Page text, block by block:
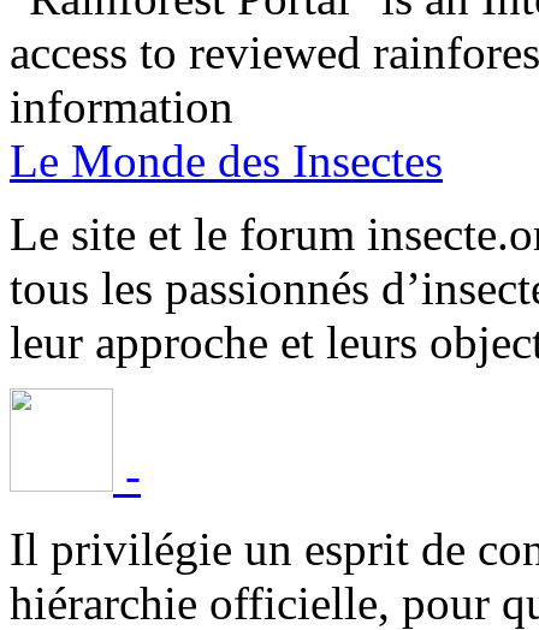
access to reviewed
information
Le Monde des Insectes
Le site et le forum
tous les passionnés
leur approche et leurs
-
Il privilégie un esprit de
hiérarchie officielle, pour